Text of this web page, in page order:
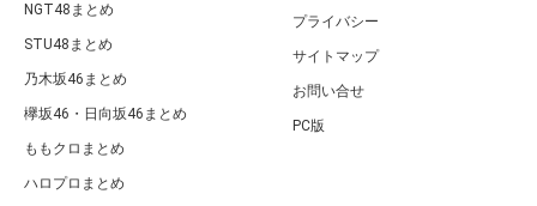
NGT48まとめ
STU48まとめ
乃木坂46まとめ
欅坂46・日向坂46まとめ
ももクロまとめ
ハロプロまとめ
プライバシー
サイトマップ
お問い合せ
PC版